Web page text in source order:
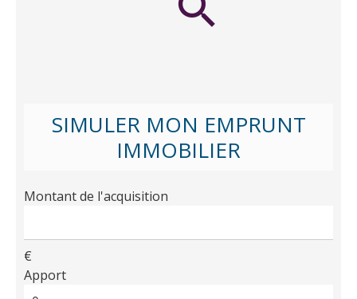
SIMULER MON EMPRUNT
IMMOBILIER
Montant de l'acquisition
€
Apport